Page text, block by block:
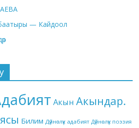
— Кайдоол
Акын Акындар.
Билим Дүйнөлүк адабият Дүйнөлүк поэзия